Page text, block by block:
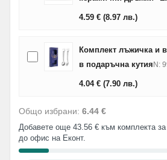
4.59 € (8.97 лв.)
Комплект лъжичка и
в подаръчна кутияN:
4.04 € (7.90 лв.)
Общо избрани: 6.44 €
Добавете още 43.56 € към комплекта за
до офис на Еконт.